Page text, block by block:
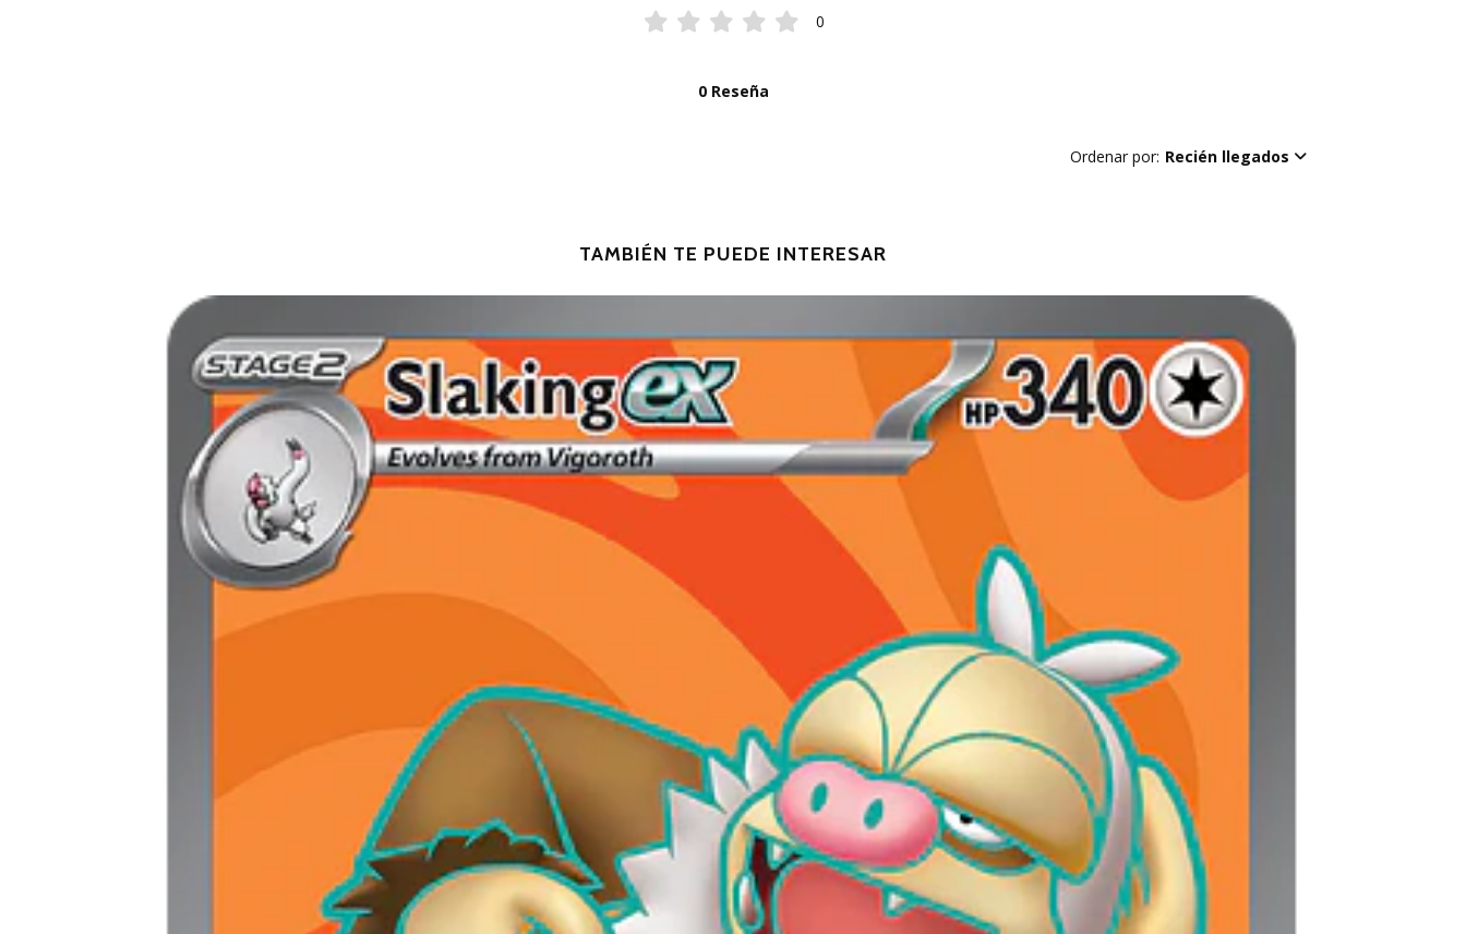
0
0 Reseña
Ordenar por: Recién llegados
TAMBIÉN TE PUEDE INTERESAR